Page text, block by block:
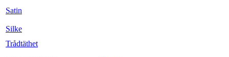
Satin
Silke
Trådtäthet